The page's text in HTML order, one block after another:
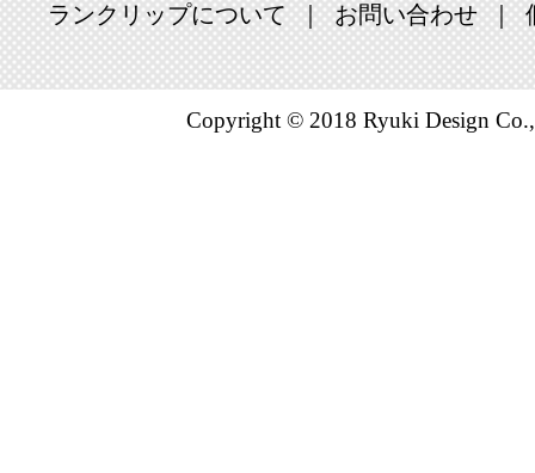
ランクリップについて お問い合わせ
Copyright © 2018 Ryuki Design